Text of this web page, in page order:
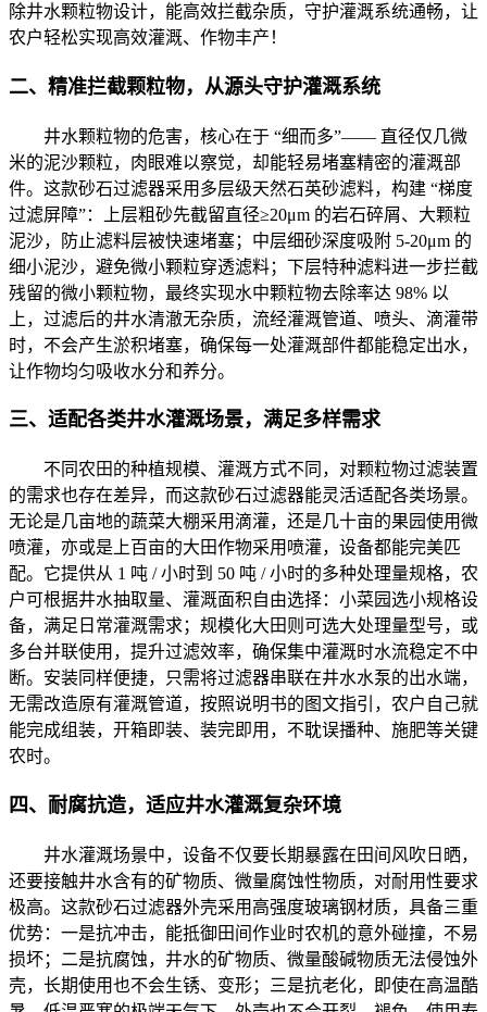
除井水颗粒物设计，能高效拦截杂质，守护灌溉系统通畅，让
农户轻松实现高效灌溉、作物丰产！
二、精准拦截颗粒物，从源头守护灌溉系统
井水颗粒物的危害，核心在于 “细而多”—— 直径仅几微
米的泥沙颗粒，肉眼难以察觉，却能轻易堵塞精密的灌溉部
件。这款砂石过滤器采用多层级天然石英砂滤料，构建 “梯度
过滤屏障”：上层粗砂先截留直径≥20μm 的岩石碎屑、大颗粒
泥沙，防止滤料层被快速堵塞；中层细砂深度吸附 5-20μm 的
细小泥沙，避免微小颗粒穿透滤料；下层特种滤料进一步拦截
残留的微小颗粒物，最终实现水中颗粒物去除率达 98% 以
上，过滤后的井水清澈无杂质，流经灌溉管道、喷头、滴灌带
时，不会产生淤积堵塞，确保每一处灌溉部件都能稳定出水，
让作物均匀吸收水分和养分。
三、适配各类井水灌溉场景，满足多样需求
不同农田的种植规模、灌溉方式不同，对颗粒物过滤装置
的需求也存在差异，而这款砂石过滤器能灵活适配各类场景。
无论是几亩地的蔬菜大棚采用滴灌，还是几十亩的果园使用微
喷灌，亦或是上百亩的大田作物采用喷灌，设备都能完美匹
配。它提供从 1 吨 / 小时到 50 吨 / 小时的多种处理量规格，农
户可根据井水抽取量、灌溉面积自由选择：小菜园选小规格设
备，满足日常灌溉需求；规模化大田则可选大处理量型号，或
多台并联使用，提升过滤效率，确保集中灌溉时水流稳定不中
断。安装同样便捷，只需将过滤器串联在井水水泵的出水端，
无需改造原有灌溉管道，按照说明书的图文指引，农户自己就
能完成组装，开箱即装、装完即用，不耽误播种、施肥等关键
农时。
四、耐腐抗造，适应井水灌溉复杂环境
井水灌溉场景中，设备不仅要长期暴露在田间风吹日晒，
还要接触井水含有的矿物质、微量腐蚀性物质，对耐用性要求
极高。这款砂石过滤器外壳采用高强度玻璃钢材质，具备三重
优势：一是抗冲击，能抵御田间作业时农机的意外碰撞，不易
损坏；二是抗腐蚀，井水的矿物质、微量酸碱物质无法侵蚀外
壳，长期使用也不会生锈、变形；三是抗老化，即使在高温酷